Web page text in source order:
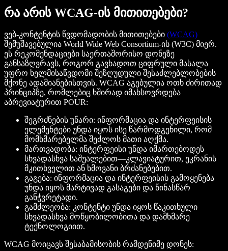
რა არის WCAG-ის მითითებები?
ვებ-კონტენტის წვდომადობის მითითებები (WCAG)
შემუშავებულია World Wide Web Consortium-ის (W3C) მიერ.
ეს რეკომენდაციები საერთაშორისო დონეზე
განსაზღვრავს, როგორ გავხადოთ ციფრული მასალა
უფრო ხელმისაწვდომი შეზღუდული შესაძლებლობების
მქონე ადამიანებისთვის. WCAG აგებულია ოთხ ძირითად
პრინციპზე, რომლებიც ხშირად იმახსოვრდება
აბრევიატურით POUR:
შეგრძნების უნარი: ინფორმაცია და ინტერფეისის
ელემენტები უნდა იყოს ისე წარმოდგენილი, რომ
მომხმარებელმა შეძლოს მათი აღქმა.
მართვადობა: ინტერფეისი უნდა იმართებოდეს
სხვადასხვა საშუალებით—კლავიატურით, ეკრანის
მკითხველით ან ხმოვანი ბრძანებებით.
გაგება: ინფორმაცია და ინტერფეისის გამოყენება
უნდა იყოს მარტივად გასაგები და წინასწარ
განჭვრეტადი.
გამძლეობა: კონტენტი უნდა იყოს წაკითხული
სხვადასხვა მოწყობილობითა და დამხმარე
ტექნოლოგიით.
WCAG მოიცავს შესაბამისობის რამდენიმე დონეს: